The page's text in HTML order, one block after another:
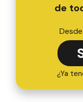
de
Desde
¿Ya